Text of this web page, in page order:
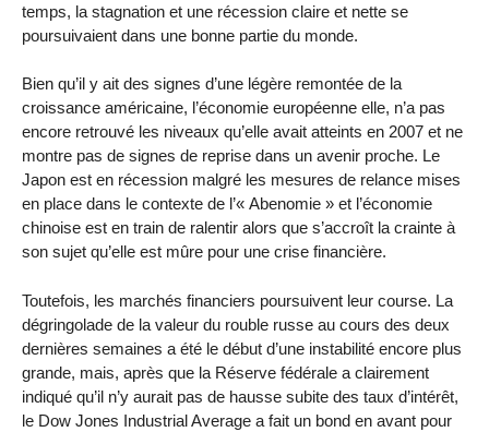
temps, la stagnation et une récession claire et nette se
poursuivaient dans une bonne partie du monde.
Bien qu’il y ait des signes d’une légère remontée de la
croissance américaine, l’économie européenne elle, n’a pas
encore retrouvé les niveaux qu’elle avait atteints en 2007 et ne
montre pas de signes de reprise dans un avenir proche. Le
Japon est en récession malgré les mesures de relance mises
en place dans le contexte de l’« Abenomie » et l’économie
chinoise est en train de ralentir alors que s’accroît la crainte à
son sujet qu’elle est mûre pour une crise financière.
Toutefois, les marchés financiers poursuivent leur course. La
dégringolade de la valeur du rouble russe au cours des deux
dernières semaines a été le début d’une instabilité encore plus
grande, mais, après que la Réserve fédérale a clairement
indiqué qu’il n’y aurait pas de hausse subite des taux d’intérêt,
le Dow Jones Industrial Average a fait un bond en avant pour